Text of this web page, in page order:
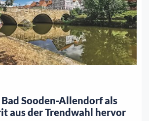
Sooden-Allendorf als
aus der Trendwahl hervor